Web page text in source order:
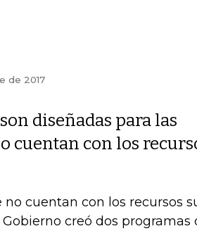
de 2017
diseñadas para las
cuentan con los
no cuentan con los recursos
creó dos